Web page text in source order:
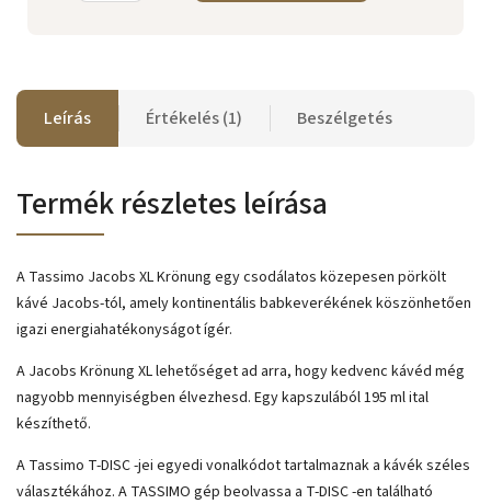
Leírás Értékelés (1) Beszélgetés
Termék részletes leírása
A Tassimo Jacobs XL Krönung egy csodálatos közepesen pörkölt
kávé Jacobs-tól, amely kontinentális babkeverékének köszönhetően
igazi energiahatékonyságot ígér.
A Jacobs Krönung XL lehetőséget ad arra, hogy kedvenc kávéd még
nagyobb mennyiségben élvezhesd. Egy kapszulából 195 ml ital
készíthető.
A Tassimo T-DISC -jei egyedi vonalkódot tartalmaznak a kávék széles
választékához. A TASSIMO gép beolvassa a T-DISC -en található